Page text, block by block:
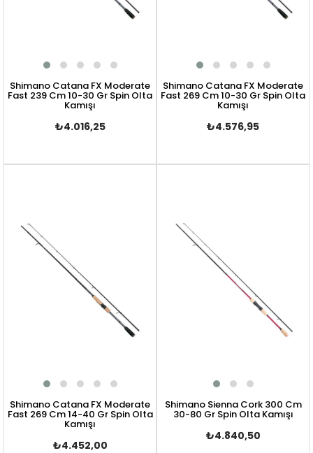
Shimano Catana FX Moderate
Fast 239 Cm 10-30 Gr Spin Olta
Kamışı
₺4.016,25
Shimano Catana FX Moderate
Fast 269 Cm 10-30 Gr Spin Olta
Kamışı
₺4.576,95
Shimano Catana FX Moderate
Fast 269 Cm 14-40 Gr Spin Olta
Kamışı
₺4.452,00
Shimano Sienna Cork 300 Cm
30-80 Gr Spin Olta Kamışı
₺4.840,50